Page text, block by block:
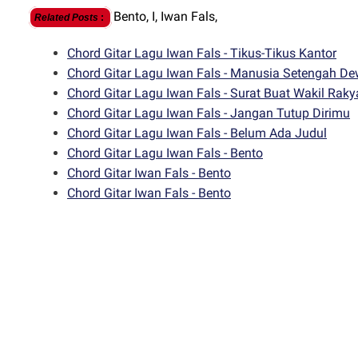
Related Posts : Bento, I, Iwan Fals,
Chord Gitar Lagu Iwan Fals - Tikus-Tikus Kantor
Chord Gitar Lagu Iwan Fals - Manusia Setengah
Chord Gitar Lagu Iwan Fals - Surat Buat Wakil
Chord Gitar Lagu Iwan Fals - Jangan Tutup Dirimu
Chord Gitar Lagu Iwan Fals - Belum Ada Judul
Chord Gitar Lagu Iwan Fals - Bento
Chord Gitar Iwan Fals - Bento
Chord Gitar Iwan Fals - Bento